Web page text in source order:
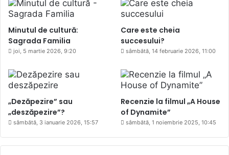
Minutul de cultură:
Sagrada Familia
joi, 5 martie 2026, 9:20
Care este cheia
succesului?
sâmbătă, 14 februarie 2026, 11:00
„Dezăpezire” sau
„deszăpezire”?
sâmbătă, 3 ianuarie 2026, 15:57
Recenzie la filmul „A House
of Dynamite”
sâmbătă, 1 noiembrie 2025, 10:45